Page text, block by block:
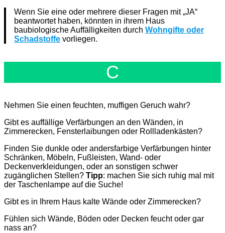
Wenn Sie eine oder mehrere dieser Fragen mit „JA“
beantwortet haben, könnten in ihrem Haus
baubiologische Auffälligkeiten durch Wohngifte oder
Schadstoffe vorliegen.
C
Nehmen Sie einen feuchten, muffigen Geruch wahr?
Gibt es auffällige Verfärbungen an den Wänden, in
Zimmerecken, Fensterlaibungen oder Rollladenkästen?
Finden Sie dunkle oder andersfarbige Verfärbungen hinter
Schränken, Möbeln, Fußleisten, Wand- oder
Deckenverkleidungen, oder an sonstigen schwer
zugänglichen Stellen? Tipp: machen Sie sich ruhig mal mit
der Taschenlampe auf die Suche!
Gibt es in Ihrem Haus kalte Wände oder Zimmerecken?
Fühlen sich Wände, Böden oder Decken feucht oder gar
nass an?